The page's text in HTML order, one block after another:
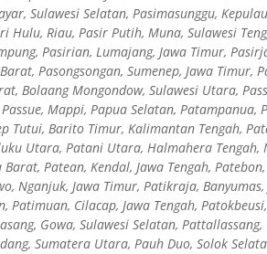
Sulawesi Selatan, Pasimasunggu,
Hulu, Riau, Pasir Putih, Muna, Sulawesi
Pasirian, Lumajang, Jawa Timur,
Pasongsongan, Sumenep, Jawa Timur,
Bolaang Mongondow, Sulawesi Utara,
Mappi, Papua Selatan, Patampanua,
Tutui, Barito Timur, Kalimantan Tengah,
Utara, Patani Utara, Halmahera
Patean, Kendal, Jawa Tengah,
Nganjuk, Jawa Timur, Patikraja,
Cilacap, Jawa Tengah,
Gowa, Sulawesi Selatan,
Sumatera Utara, Pauh Duo, Solok